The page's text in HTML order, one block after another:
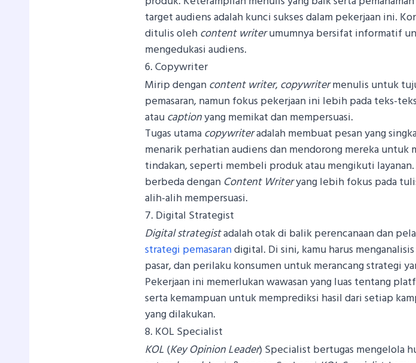
target audiens adalah kunci sukses dalam pekerjaan ini.
ditulis olehcontent writerumumnya bersifat informatif
mengedukasi audiens.
6. Copywriter
Mirip dengancontent writer,copywritermenulis untuk
pemasaran, namun fokus pekerjaan ini lebih pada teks-
ataucaptionyang memikat dan mempersuasi.
Tugas utamacopywriteradalah membuat pesan yang
menarik perhatian audiens dan mendorong mereka untuk
tindakan, seperti membeli produk atau mengikuti
berbeda dengan Content Writeryang lebih fokus pada
alih-alih mempersuasi.
7. Digital Strategist
Digital strategistadalah otak di balik perencanaan dan
strategi pemasarandigital. Di sini, kamu harus
pasar, dan perilaku konsumen untuk merancang strategi
Pekerjaan ini memerlukan wawasan yang luas tentang
serta kemampuan untuk memprediksi hasil dari setiap
yang dilakukan.
8. KOL Specialist
KOL(Key Opinion Leader) Specialist bertugas mengelola